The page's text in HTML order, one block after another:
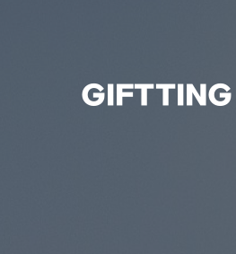
GIFTTING